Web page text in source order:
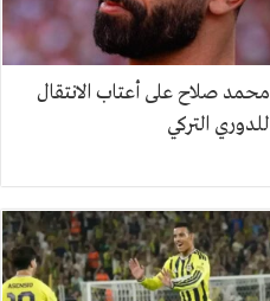
محمد صلاح على أعتاب الانتقال
للدوري التركي